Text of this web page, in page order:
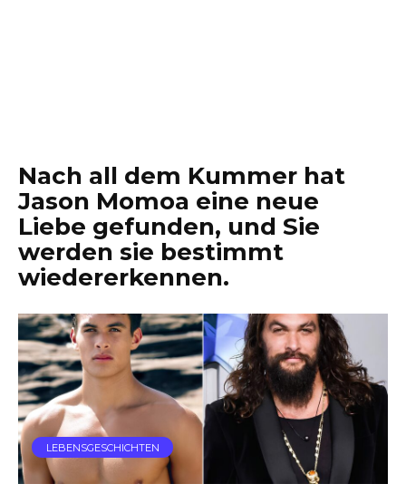
Nach all dem Kummer hat
Jason Momoa eine neue
Liebe gefunden, und Sie
werden sie bestimmt
wiedererkennen.
LEBENSGESCHICHTEN